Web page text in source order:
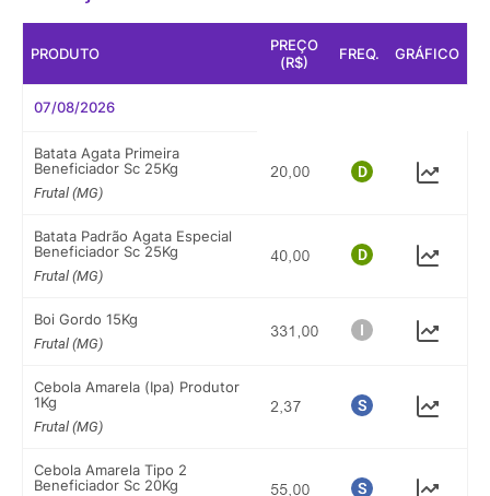
PRODUTO
PREÇO
(R$)
FREQ. GRÁFICO
07/08/2026
Batata Agata Primeira
Beneficiador Sc 25Kg
Frutal (MG)
Batata Padrão Agata Especial
Beneficiador Sc 25Kg
Frutal (MG)
Boi Gordo 15Kg
Frutal (MG)
Cebola Amarela (Ipa) Produtor
1Kg
Frutal (MG)
Cebola Amarela Tipo 2
Beneficiador Sc 20Kg